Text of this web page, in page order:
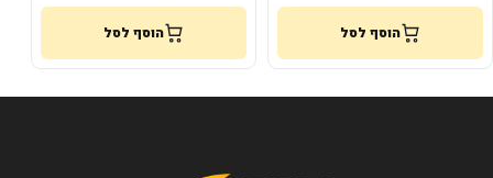
הוסף לסל הוסף לסל